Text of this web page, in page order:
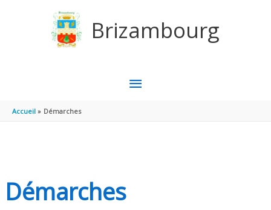
Brizambourg
MENU
Accueil Démarches
Démarches